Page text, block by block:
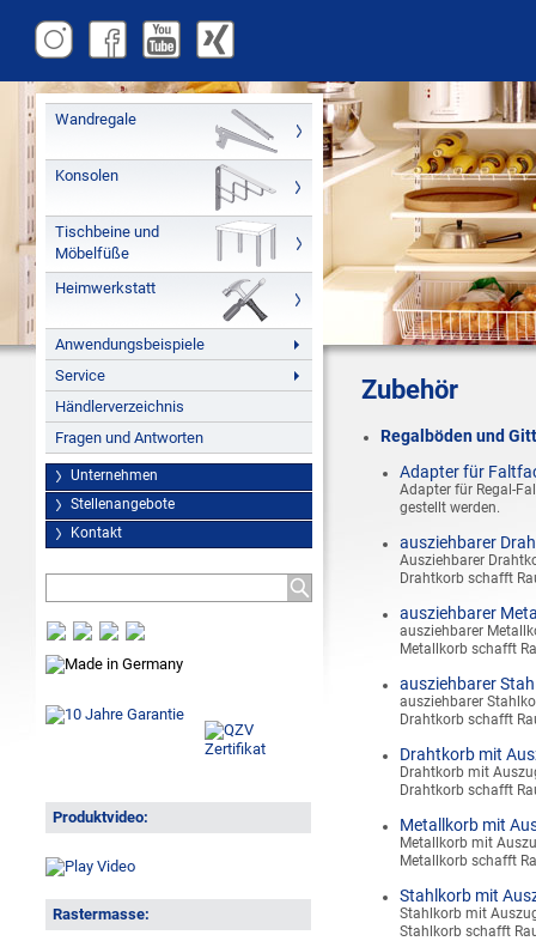
Wandregale
Konsolen
Tischbeine und
Möbelfüße
Heimwerkstatt
Anwendungsbeispiele
Service
Händlerverzeichnis
Fragen und Antworten
Unternehmen
Stellenangebote
Kontakt
Produktvideo:
Rastermasse:
Zubehör
Regalböden und
Adapter für
Adapter für Regal-
gestellt werden.
ausziehbarer
Ausziehbarer
Drahtkorb schafft
ausziehbarer
ausziehbarer
Metallkorb schafft
ausziehbarer
ausziehbarer
Drahtkorb schafft
Drahtkorb mit
Drahtkorb mit
Drahtkorb schafft
Metallkorb mit
Metallkorb mit
Metallkorb schafft
Stahlkorb mit
Stahlkorb mit
Stahlkorb schafft